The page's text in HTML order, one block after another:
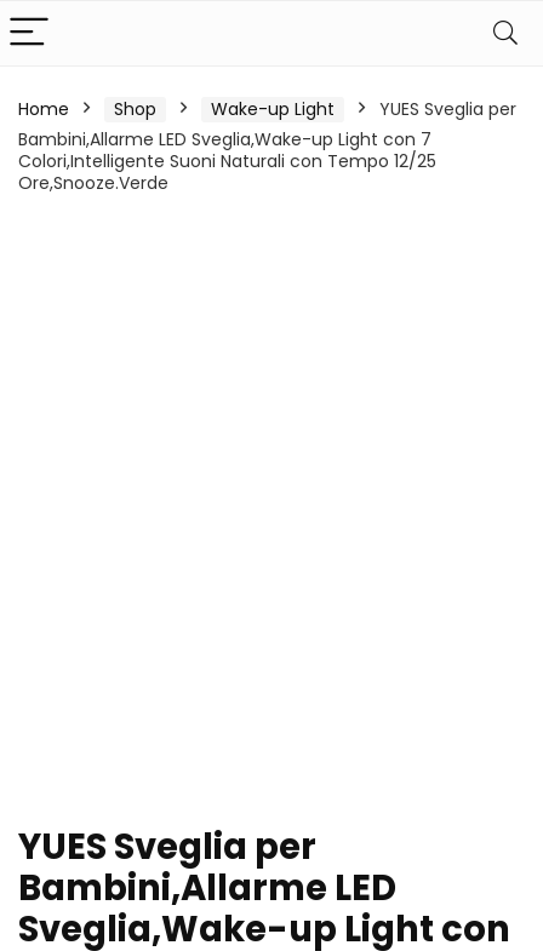
Home Shop Wake-up Light
YUES Sveglia per
Bambini,Allarme LED Sveglia,Wake-up Light con 7
Colori,Intelligente Suoni Naturali con Tempo 12/25
Ore,Snooze.Verde
YUES Sveglia per
Bambini,Allarme LED
Sveglia,Wake-up Light con